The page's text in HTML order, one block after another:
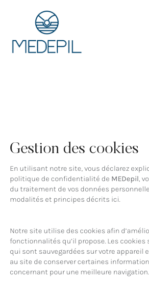
Gestion des cookies
En utilisant notre site, vous déclarez
politique de confidentialité de MEDepil,
du traitement de vos données
modalités et principes décrits ici.
Notre site utilise des cookies afin
fonctionnalités qu’il propose. Les cookies
qui sont sauvegardées sur votre appareil
au site de conserver certaines
concernant pour une meilleure navigation.